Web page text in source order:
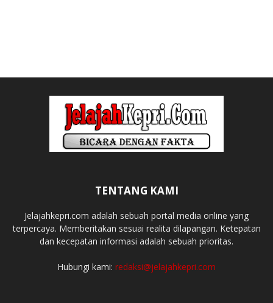
TENTANG KAMI
Jelajahkepri.com adalah sebuah portal media online yang
terpercaya. Memberitakan sesuai realita dilapangan. Ketepatan
dan kecepatan informasi adalah sebuah prioritas.
Hubungi kami: redaksi@jelajahkepri.com